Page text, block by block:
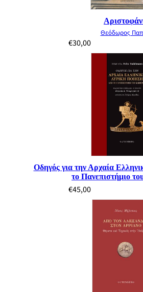
Θεόδωρος
€30,00
Οδηγός για την Αρχαία
το Πανεπιστήμιο
€45,00